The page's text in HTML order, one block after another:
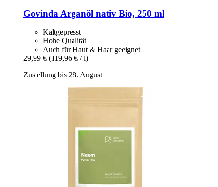
Govinda Arganöl nativ Bio, 250 ml
Kaltgepresst
Hohe Qualität
Auch für Haut & Haar geeignet
29,99 € (119,96 € / l)
Zustellung bis 28. August